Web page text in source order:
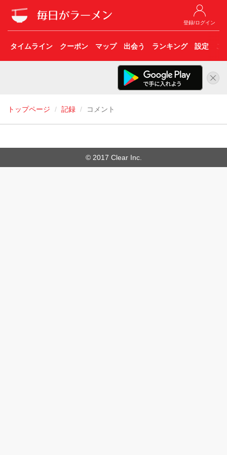
登録/ログイン
タイムライン クーポン マップ 出会う ランキング 設定 こ
トップページ 記録 コメント
© 2017 Clear Inc.